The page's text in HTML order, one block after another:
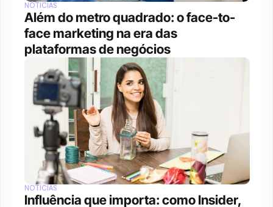
NOTÍCIAS
Além do metro quadrado: o face-to-
face marketing na era das
plataformas de negócios
NOTÍCIAS
Influência que importa: como Insider,